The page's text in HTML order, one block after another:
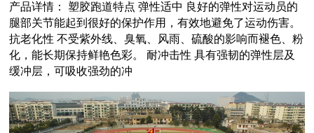
产品详情： 塑胶跑道特点 弹性适中 良好的弹性对运动员的
腿部关节能起到很好的保护作用，有效地避免了运动伤害。
抗老化性 不受紫外线、臭氧、风雨、硫酸的影响而褪色、粉
化，能长期保持鲜艳色彩。 耐冲击性 具有强韧的弹性层及
缓冲层，可吸收强劲的冲